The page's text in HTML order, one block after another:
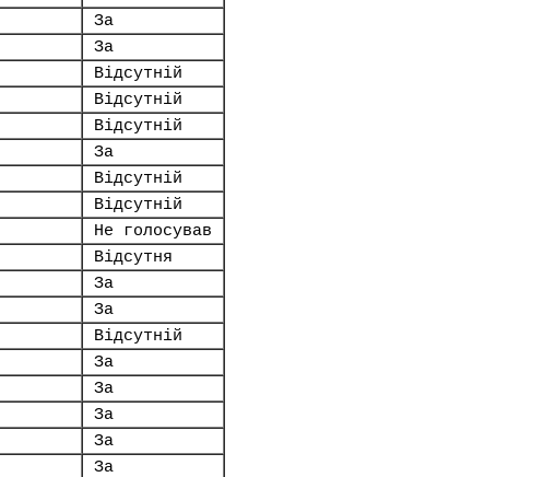
За
За
Відсутній
Відсутній
Відсутній
За
Відсутній
Відсутній
Не голосував
Відсутня
За
За
Відсутній
За
За
За
За
За